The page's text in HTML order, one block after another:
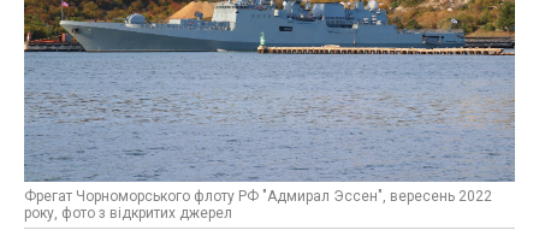
Фрегат Чорноморського флоту РФ "Адмирал Эссен", вересень 2022
року, фото з відкритих джерел